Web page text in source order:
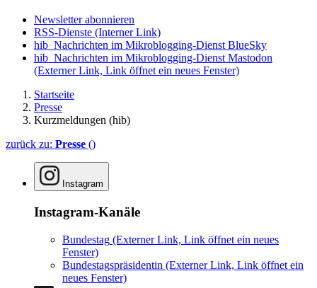
Newsletter abonnieren
RSS-Dienste (Interner Link)
hib_Nachrichten im Mikroblogging-Dienst BlueSky
hib_Nachrichten im Mikroblogging-Dienst Mastodon
(Externer Link, Link öffnet ein neues Fenster)
Startseite
Presse
Kurzmeldungen (hib)
zurück zu: Presse ()
Instagram
Instagram-Kanäle
Bundestag (Externer Link, Link öffnet ein neues
Fenster)
Bundestagspräsidentin (Externer Link, Link öffnet ein
neues Fenster)